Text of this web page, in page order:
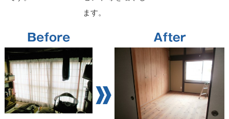
ます。